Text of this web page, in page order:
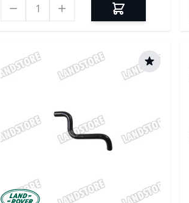
Manufactured by Land rover